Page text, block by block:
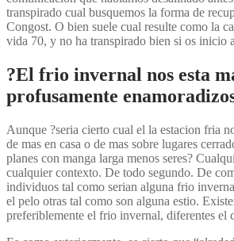
transpirado cual busquemos la forma de
Congost. O bien suele cual resulte como la
vida 70, y no ha transpirado bien si os inicio
?El fri­o invernal nos esta
profusamente
Aunque ?seri­a cierto cual el la estacion fria
de mas en casa o de mas sobre lugares
planes con manga larga menos seres?
cualquier contexto. De todo segundo. De
individuos tal como serian alguna fri­o
el pelo otras tal como son alguna esti­o.
preferiblemente el fri­o invernal, diferentes el